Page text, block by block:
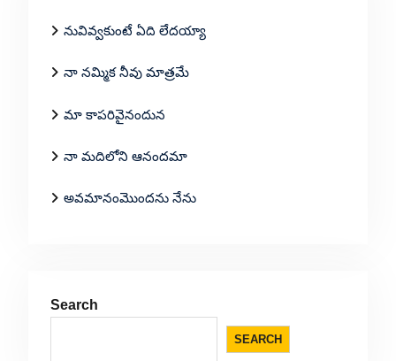
నువివ్వకుంటే ఏది లేదయ్యా
నా నమ్మిక నీవు మాత్రమే
మా కాపరివైనందున
నా మదిలోని ఆనందమా
అవమానంమొందను నేను
Search
SEARCH